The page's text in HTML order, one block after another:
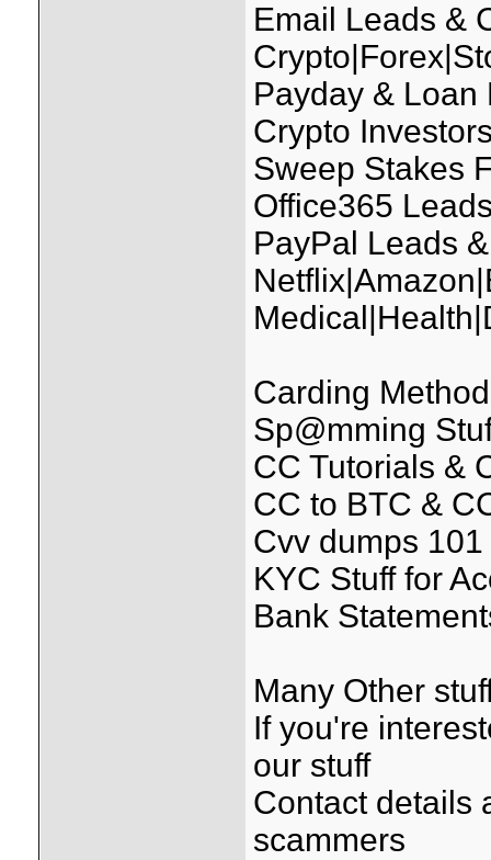
Email Leads &
Payday & Loan
Crypto
Sweep Stakes
Office365
PayPal Leads
Carding
Sp@mming
CC Tutorials &
CC to BTC &
Cvv dumps
KYC Stuff for
Bank
Many Other
If you're
our stuff
Contact details
scammers